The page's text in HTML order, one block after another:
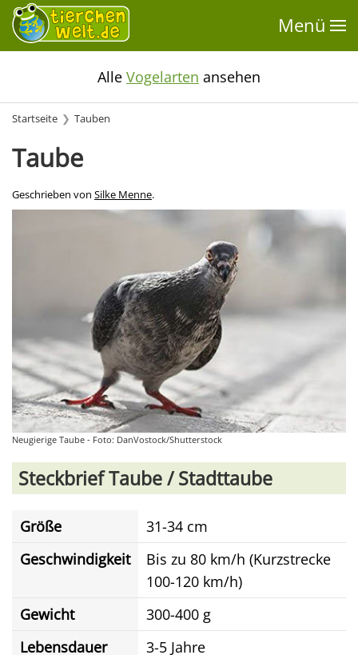
Menü
Alle Vogelarten ansehen
Startseite Tauben
Taube
Geschrieben von Silke Menne.
Neugierige Taube - Foto: DanVostock/Shutterstock
Steckbrief Taube / Stadttaube
Größe
31-34 cm
Geschwindigkeit
Bis zu 80 km/h (Kurzstrecke
100-120 km/h)
Gewicht
300-400 g
Lebensdauer
3-5 Jahre